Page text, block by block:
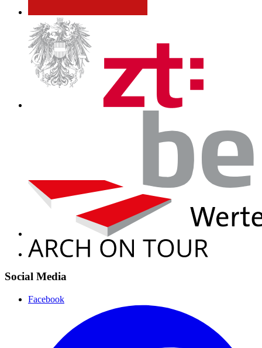
Social Media
Facebook